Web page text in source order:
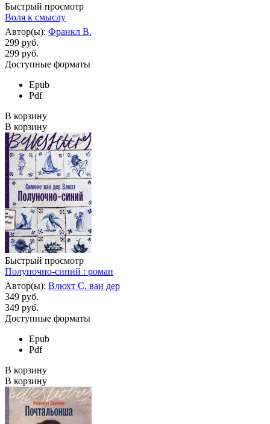
Быстрый просмотр
Воля к смыслу
Автор(ы): Франкл В.
299 руб.
299 руб.
Доступные форматы
Epub
Pdf
В корзину
В корзину
Быстрый просмотр
Полуночно-синий : роман
Автор(ы): Влюхт С. ван дер
349 руб.
349 руб.
Доступные форматы
Epub
Pdf
В корзину
В корзину